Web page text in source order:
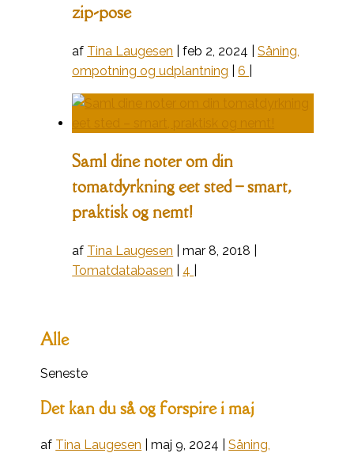
zip-pose
af Tina Laugesen |feb 2, 2024 |Såning,
ompotning og udplantning |6
Saml dine noter om din
tomatdyrkning eet sted – smart,
praktisk og nemt!
af Tina Laugesen |mar 8, 2018
Tomatdatabasen
4
Alle
Seneste
Det kan du så og forspire i maj
af Tina Laugesen |maj 9, 2024 |Såning,